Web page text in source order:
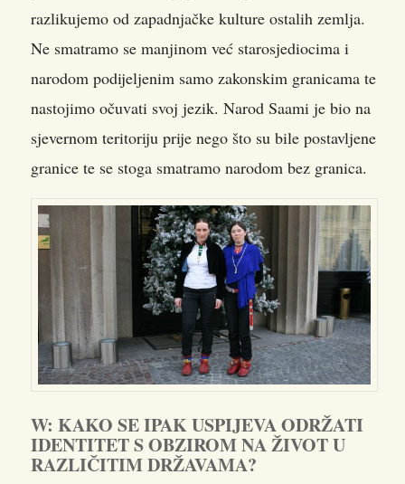
razlikujemo od zapadnjačke kulture ostalih zemlja.
Ne smatramo se manjinom već starosjediocima i
narodom podijeljenim samo zakonskim granicama te
nastojimo očuvati svoj jezik. Narod Saami je bio na
sjevernom teritoriju prije nego što su bile postavljene
granice te se stoga smatramo narodom bez granica.
W: KAKO SE IPAK USPIJEVA ODRŽATI
IDENTITET S OBZIROM NA ŽIVOT U
RAZLIČITIM DRŽAVAMA?